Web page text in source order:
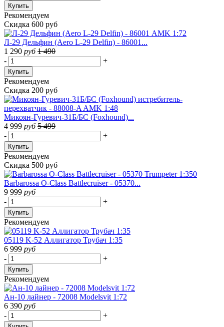
Купить
Рекомендуем
Скидка 600 руб
Л-29 Дельфин (Aero L-29 Delfin) - 86001...
1 290 руб 1 490
-
+
Купить
Рекомендуем
Скидка 200 руб
Микоян-Гуревич-31Б/БС (Foxhound)...
4 999 руб 5 499
-
+
Купить
Рекомендуем
Скидка 500 руб
Barbarossa O-Class Battlecruiser - 05370...
9 999 руб
-
+
Купить
Рекомендуем
05119 K-52 Аллигатор Трубач 1:35
6 999 руб
-
+
Купить
Рекомендуем
Ан-10 лайнер - 72008 Modelsvit 1:72
6 390 руб
-
+